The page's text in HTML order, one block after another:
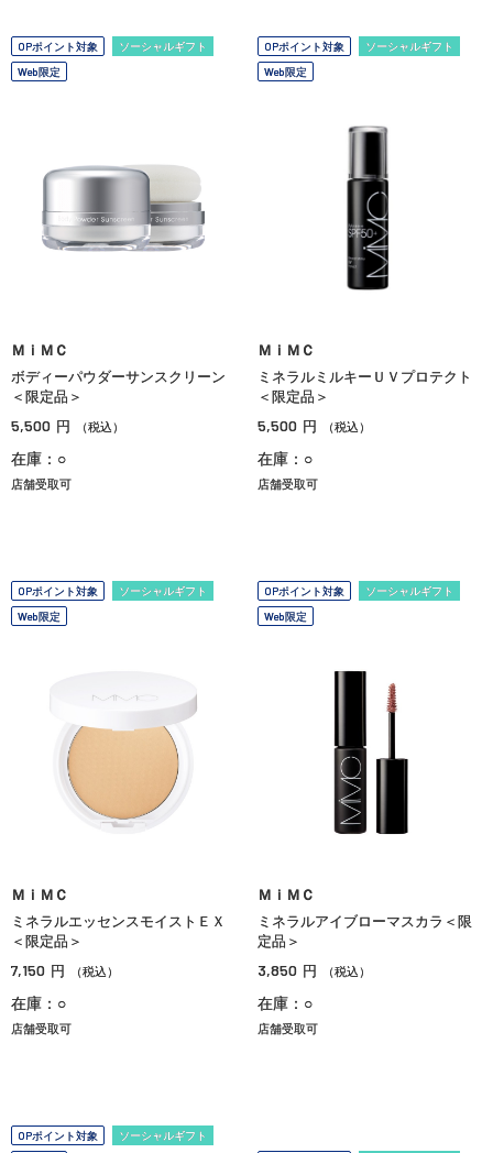
OPポイント対象
ソーシャルギフト
Web限定
ＭｉＭＣ
ボディーパウダーサンスクリーン
＜限定品＞
5,500 円 （税込）
在庫：○
店舗受取可
OPポイント対象
ソーシャルギフト
Web限定
ＭｉＭＣ
ミネラルミルキーＵＶプロテクト
＜限定品＞
5,500 円 （税込）
在庫：○
店舗受取可
OPポイント対象
ソーシャルギフト
Web限定
ＭｉＭＣ
ミネラルエッセンスモイストＥＸ
＜限定品＞
7,150 円 （税込）
在庫：○
店舗受取可
OPポイント対象
ソーシャルギフト
Web限定
ＭｉＭＣ
ミネラルアイブローマスカラ＜限
定品＞
3,850 円 （税込）
在庫：○
店舗受取可
OPポイント対象
ソーシャルギフト